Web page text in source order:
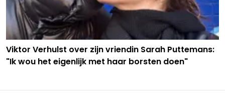
Viktor Verhulst over zijn vriendin Sarah Puttemans:
"Ik wou het eigenlijk met haar borsten doen"